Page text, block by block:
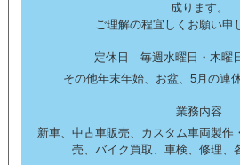
成ります。
ご理解の程宜しくお願い申
定休日 毎週水曜日・木曜
その他年末年始、お盆、5月の連
業務内容
新車、中古車販売、カスタム車両製作
売、バイク買取、車検、修理、